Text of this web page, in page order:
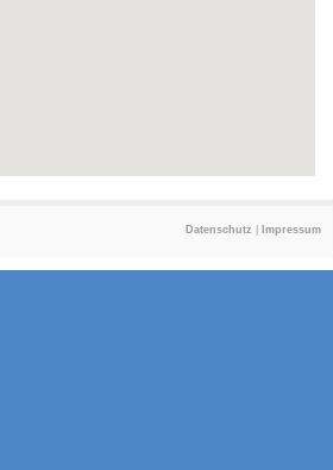
Datenschutz Impressum